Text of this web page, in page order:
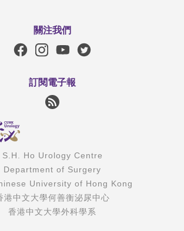
關注我們
訂閱電子報
S.H. Ho Urology Centre
Department of Surgery
University of Hong Kong
港中文大學何善衡泌尿中心
香港中文大學外科學系